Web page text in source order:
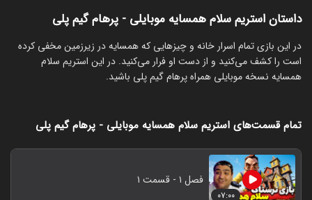
داستان استریم سلام همسایه موبایلی - پرهام گیم پلی
‏در این بازی تمام اسرار خانه و چیزهایی که همسایه در زیرزمین مخفی کرده
است را کشف می‌کنید و از دست او فرار می‌کنید. در این استریم سلام
همسایه نسخه موبایلی همراه پرهام گیم پلی باشید.
تمام قسمت‌های استریم سلام همسایه موبایلی - پرهام گیم پلی
۰۷:۰۰
فصل ۱ - قسمت ۱